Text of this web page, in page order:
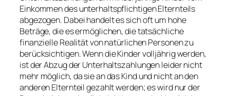
Einkommen des unterhaltspflichtigen Elternteils
abgezogen. Dabei handelt es sich oft um hohe
Beträge, die es ermöglichen, die tatsächliche
finanzielle Realität von natürlichen Personen zu
berücksichtigen. Wenn die Kinder volljährig werden,
ist der Abzug der Unterhaltszahlungen leider nicht
mehr möglich, da sie an das Kind und nicht an den
anderen Elternteil gezahlt werden; es wird nur der